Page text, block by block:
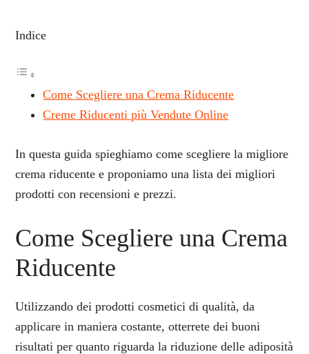
Indice
Come Scegliere una Crema Riducente
Creme Riducenti più Vendute Online
In questa guida spieghiamo come scegliere la migliore
crema riducente e proponiamo una lista dei migliori
prodotti con recensioni e prezzi.
Come Scegliere una Crema
Riducente
Utilizzando dei prodotti cosmetici di qualità, da
applicare in maniera costante, otterrete dei buoni
risultati per quanto riguarda la riduzione delle adiposità